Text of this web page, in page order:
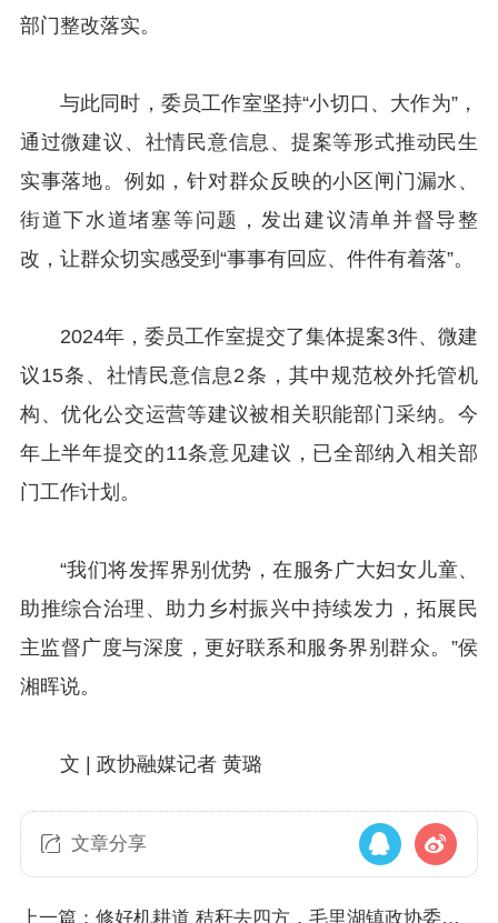
部门整改落实。
与此同时，委员工作室坚持“小切口、大作为”，
通过微建议、社情民意信息、提案等形式推动民生
实事落地。例如，针对群众反映的小区闸门漏水、
街道下水道堵塞等问题，发出建议清单并督导整
改，让群众切实感受到“事事有回应、件件有着落”。
2024年，委员工作室提交了集体提案3件、微建
议15条、社情民意信息2条，其中规范校外托管机
构、优化公交运营等建议被相关职能部门采纳。今
年上半年提交的11条意见建议，已全部纳入相关部
门工作计划。
“我们将发挥界别优势，在服务广大妇女儿童、
助推综合治理、助力乡村振兴中持续发力，拓展民
主监督广度与深度，更好联系和服务界别群众。”侯
湘晖说。
文 | 政协融媒记者 黄璐
文章分享
上一篇：修好机耕道 秸秆去四方，毛里湖镇政协委员